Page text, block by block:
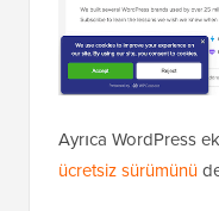
Ayrıca WordPress
ücretsiz sürümünü